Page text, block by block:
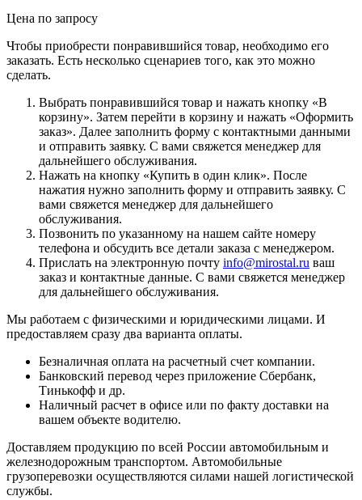
Цена по запросу
Чтобы приобрести понравившийся товар, необходимо его
заказать. Есть несколько сценариев того, как это можно
сделать.
Выбрать понравившийся товар и нажать кнопку «В
корзину». Затем перейти в корзину и нажать «Оформить
заказ». Далее заполнить форму с контактными данными
и отправить заявку. С вами свяжется менеджер для
дальнейшего обслуживания.
Нажать на кнопку «Купить в один клик». После
нажатия нужно заполнить форму и отправить заявку. С
вами свяжется менеджер для дальнейшего
обслуживания.
Позвонить по указанному на нашем сайте номеру
телефона и обсудить все детали заказа с менеджером.
Прислать на электронную почту info@mirostal.ru ваш
заказ и контактные данные. С вами свяжется менеджер
для дальнейшего обслуживания.
Мы работаем с физическими и юридическими лицами. И
предоставляем сразу два варианта оплаты.
Безналичная оплата на расчетный счет компании.
Банковский перевод через приложение Сбербанк,
Тинькофф и др.
Наличный расчет в офисе или по факту доставки на
вашем объекте водителю.
Доставляем продукцию по всей России автомобильным и
железнодорожным транспортом. Автомобильные
грузоперевозки осуществляются силами нашей логистической
службы.